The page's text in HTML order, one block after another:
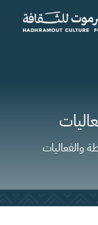
والفعاليات